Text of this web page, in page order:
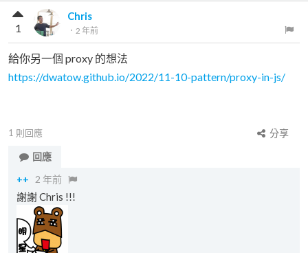
Chris
． 2 年前
1
給你另一個 proxy 的想法
https://dwatow.github.io/2022/11-10-pattern/proxy-in-js/
1 則回應
分享
回應
++ 2 年前
謝謝 Chris !!!